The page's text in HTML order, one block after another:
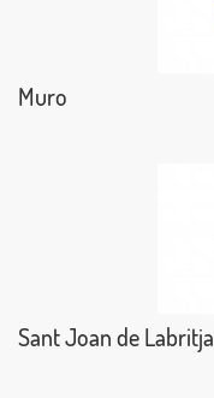
Muro
Sant Joan de Labritja